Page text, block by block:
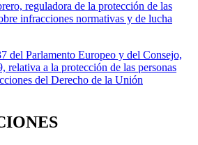
reguladora de la protección de las
infracciones normativas y de lucha
del Parlamento Europeo y del Consejo,
relativa a la protección de las personas
del Derecho de la Unión